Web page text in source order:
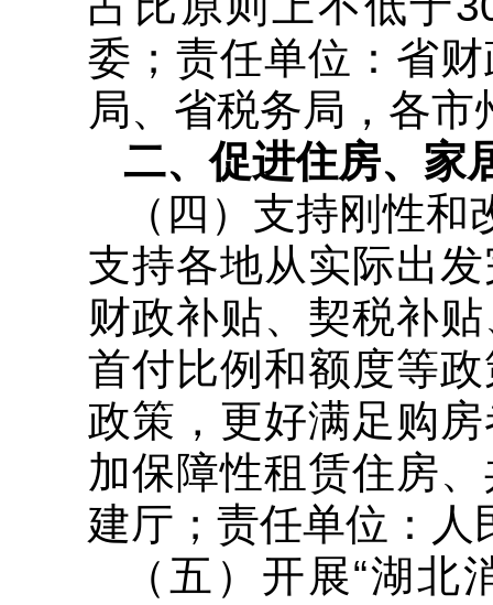
委；责任单位：省
局、省税务局，各市
二、促进住房、家
（四）支持刚性
支持各地从实际出
财政补贴、契税补
首付比例和额度等
政策，更好满足购
加保障性租赁住房
建厅；责任单位：
（五）开展“湖